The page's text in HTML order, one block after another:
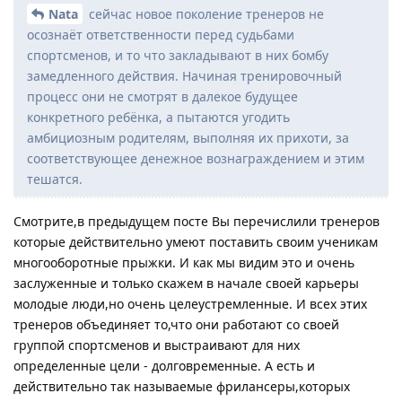
Nata
сейчас новое поколение тренеров не
осознаёт ответственности перед судьбами
спортсменов, и то что закладывают в них бомбу
замедленного действия. Начиная тренировочный
процесс они не смотрят в далекое будущее
конкретного ребёнка, а пытаются угодить
амбициозным родителям, выполняя их прихоти, за
соответствующее денежное вознаграждением и этим
тешатся.
Смотрите,в предыдущем посте Вы перечислили тренеров
которые действительно умеют поставить своим ученикам
многооборотные прыжки. И как мы видим это и очень
заслуженные и только скажем в начале своей карьеры
молодые люди,но очень целеустремленные. И всех этих
тренеров объединяет то,что они работают со своей
группой спортсменов и выстраивают для них
определенные цели - долговременные. А есть и
действительно так называемые фрилансеры,которых